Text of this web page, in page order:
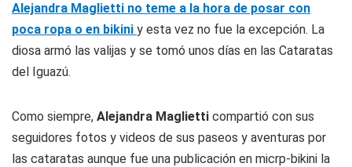
Alejandra Maglietti no teme a la hora de posar con
poca ropa o en bikini y esta vez no fue la excepción. La
diosa armó las valijas y se tomó unos días en las Cataratas
del Iguazú.
Como siempre, Alejandra Maglietti compartió con sus
seguidores fotos y videos de sus paseos y aventuras por
las cataratas aunque fue una publicación en micrp-bikini la